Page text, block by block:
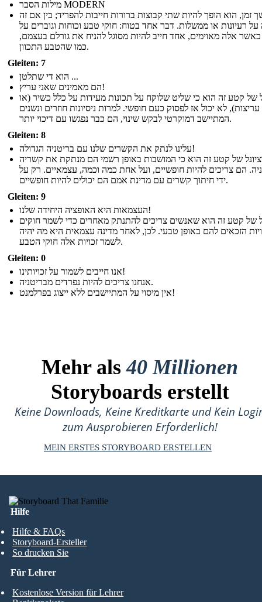
מילות הסבר MODERN
זמן, הוא הופך להיות שתי קבוצות ברורות חייבות להפריד; בין אם זה
על רעיונות או ממשלות. דבר אחד בטוח: חוקי טבע וכוחות וגוברים על
אלה מאוימים, אחד חייב להיות מסוגל להניח את גורלם בעצמם,
כמו שהטבע התכוון.
Gleiten: 7
הוא די שתלטן ...
הם מאמינים שאני עריץ!
של קטע זה הוא כי שליט שלוקח על תכונות מעידות על כלל כשיר (או
עריצות), לא יכול אז לפסוק כעם חופשי. למרות ניסיונות חוזרים ונשנים
המתיישב דמוקרטי לבקש שינוי, הם כבר נפגשו עם דיכוי יותר.
Gleiten: 8
עלינו לנתק את הקשרים שלנו עם בריטניה הגדולה!
של קטע זה הוא כי המושבות באופן רשמי הם מנתקת את קשריה
הם צריכים להיות חופשיים, ועל אחת כמה וכמה, עצמאיים. רק על
ידי חיתוך קשרים עם מדינת אמם הם יכולים להיות חופשיים.
Gleiten: 9
העצמאות היא האופציה היחידה שלנו!
של קטע זה הוא שאנשים צריכים להתנתק מאחרים כדי לשמר חוקים
הזכאים להם באופן טבעי. לכן, לאחר מדינה עצמאית היא מה יהיה
לשמר זכויות אלה חוקי הטבע.
Gleiten: 0
אנו חייבים לשמור על זכויותינו!
אנחנו צריכים להיות נפרדים מבריטניה.
אין מיסוי על המתיישבים ללא ייצוג בפרלמנט!
Mehr als40 Millionen
Storyboards erstellt
Keine Downloads, Keine Kreditkarte und Kein
zum Ausprobieren Erforderlich!
MEIN ERSTES STORYBOARD ERSTELLEN
Hilfe
Hilfe & FAQs
Storyboard-Ersteller
So drucken Sie
Für Lehrer
Kostenlose Version für Lehrer